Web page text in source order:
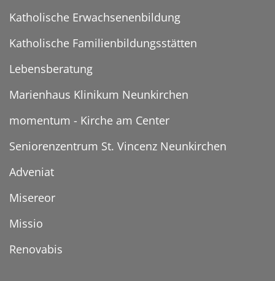
Katholische Erwachsenenbildung
Katholische Familienbildungsstätten
Lebensberatung
Marienhaus Klinikum Neunkirchen
momentum - Kirche am Center
Seniorenzentrum St. Vincenz Neunkirchen
Adveniat
Misereor
Missio
Renovabis